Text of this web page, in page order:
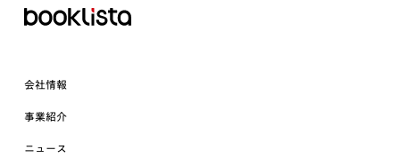
会社情報
事業紹介
ニュース